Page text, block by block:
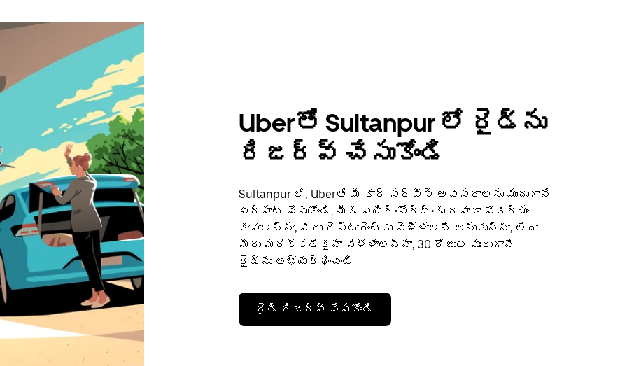
Uberతో Sultanpur లో రైడ్‌ను
రిజర్వ్ చేసుకోండి
Sultanpur లో, Uberతో మీ కార్ సర్వీస్ అవసరాలను ముందుగానే
ఏర్పాటు చేసుకోండి. మీకు ఎయిర్•పోర్ట్•కు రవాణా సౌకర్యం
కావాలన్నా, మీరు రెస్టారెంట్‌కు వెళ్ళాలని అనుకున్నా, లేదా
మీరు మరెక్కడికైనా వెళ్ళాలన్నా, 30 రోజుల ముందుగానే
రైడ్‌ను అభ్యర్థించండి.
రైడ్ రిజర్వ్ చేసుకోండి